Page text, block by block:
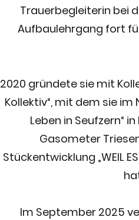
Trauerbegleiterin bei
Aufbaulehrgang fort
2020 gründete sie mit
Kollektiv“, mit dem sie im
Leben in Seufzern“
Gasometer
Stückentwicklung „WEIL
Im September 2025